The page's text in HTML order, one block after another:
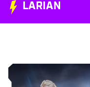
LARIAN